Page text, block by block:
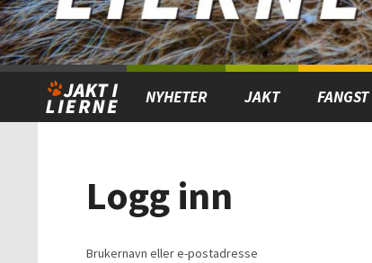
NYHETER JAKT FANGST
Logg inn
Brukernavn eller e-postadresse